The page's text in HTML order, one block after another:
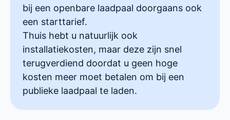
bij een openbare laadpaal doorgaans ook
een starttarief.
Thuis hebt u natuurlijk ook
installatiekosten, maar deze zijn snel
terugverdiend doordat u geen hoge
kosten meer moet betalen om bij een
publieke laadpaal te laden.